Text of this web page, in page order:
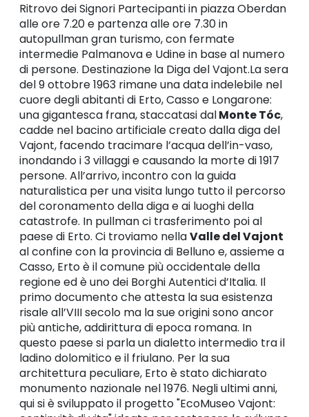
Ritrovo dei Signori Partecipanti in piazza Oberdan
alle ore 7.20 e partenza alle ore 7.30 in
autopullman gran turismo, con fermate
intermedie Palmanova e Udine in base al numero
di persone. Destinazione la Diga del Vajont.La sera
del 9 ottobre 1963 rimane una data indelebile nel
cuore degli abitanti di Erto, Casso e Longarone:
una gigantesca frana, staccatasi dalMonte Tóc,
cadde nel bacino artificiale creato dalla diga del
Vajont, facendo tracimare l’acqua dell’in-vaso,
inondando i 3 villaggi e causando la morte di 1917
persone. All’arrivo, incontro con la guida
naturalistica per una visita lungo tutto il percorso
del coronamento della diga e ai luoghi della
catastrofe. In pullman ci trasferimento poi al
paese di Erto. Ci troviamo nellaValle del Vajont
al confine con la provincia di Belluno e, assieme a
Casso, Erto è il comune più occidentale della
regione ed è uno dei Borghi Autentici d’Italia. Il
primo documento che attesta la sua esistenza
risale all’VIII secolo ma la sue origini sono ancor
più antiche, addirittura di epoca romana. In
questo paese si parla un dialetto intermedio tra il
ladino dolomitico e il friulano. Per la sua
architettura peculiare, Erto è stato dichiarato
monumento nazionale nel 1976. Negli ultimi anni,
qui si è sviluppato il progetto "EcoMuseo Vajont: